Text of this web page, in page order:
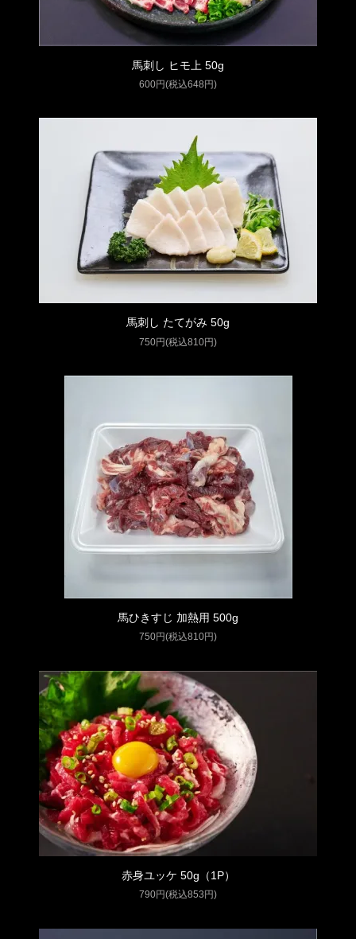
馬刺し ヒモ上 50g
600円(税込648円)
馬刺し たてがみ 50g
750円(税込810円)
馬ひきすじ 加熱用 500g
750円(税込810円)
赤身ユッケ 50g（1P）
790円(税込853円)